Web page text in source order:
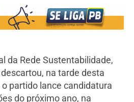
da Rede Sustentabilidade,
na tarde desta
partido lance candidatura
do próximo ano, na